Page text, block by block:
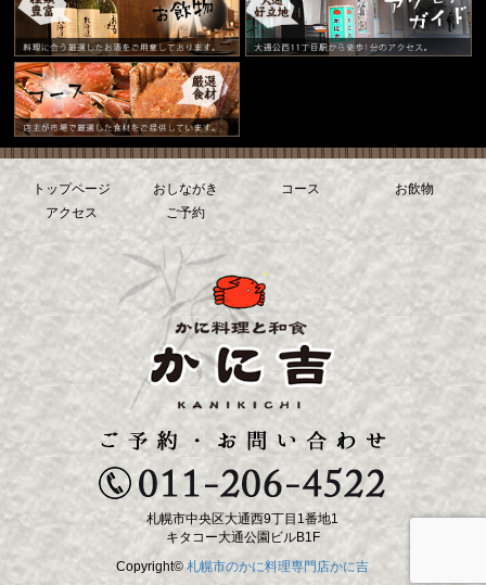
トップページ おしながき コース
お飲物
アクセス
ご予約
札幌市中央区大通西9丁目1番地1
キタコー大通公園ビルB1F
Copyright©札幌市のかに料理専門店かに吉